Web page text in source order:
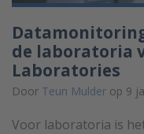
de laboratoria
Laboratories
Door Teun Mulder op 9
Voor laboratoria is